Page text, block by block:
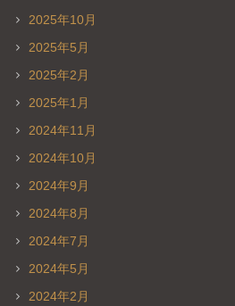
2025年10月
2025年5月
2025年2月
2025年1月
2024年11月
2024年10月
2024年9月
2024年8月
2024年7月
2024年5月
2024年2月